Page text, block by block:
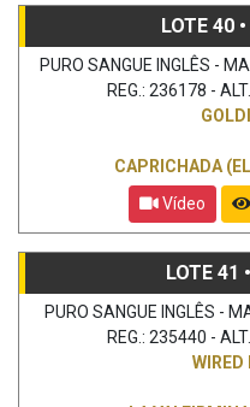
LOTE 40
PURO SANGUE INGLÊS -
REG.: 236178 -
CAPRICHADA
Vídeo
LOTE 41
PURO SANGUE INGLÊS -
REG.: 235440 -
WIRED